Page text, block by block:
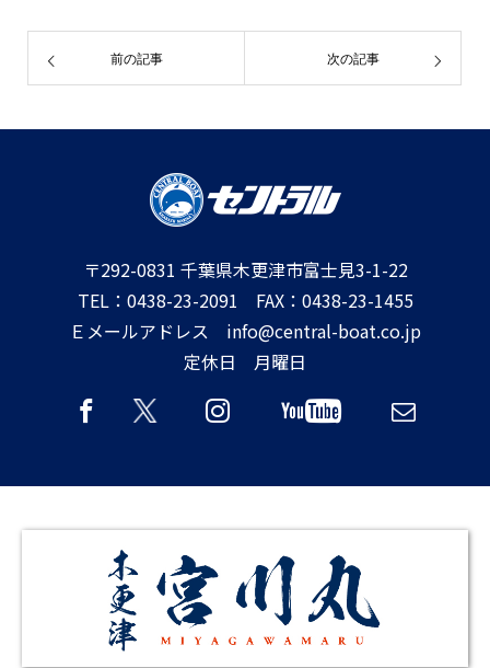
前の記事 次の記事
〒292-0831 千葉県木更津市富士見3-1-22
TEL：0438-23-2091 FAX：0438-23-1455
Ｅメールアドレス info@central-boat.co.jp
定休日 月曜日